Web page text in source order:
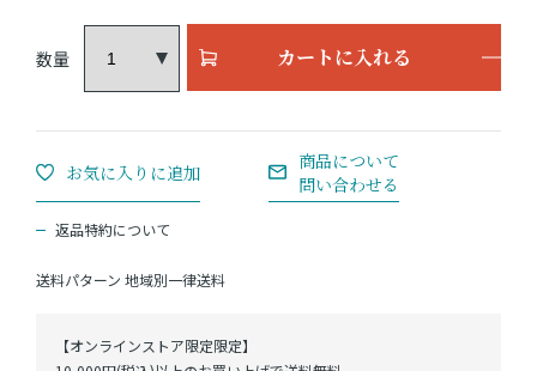
送料パターン 地域別一律送料
カートに入れる
返品特約について
【オンラインストア限定限定】